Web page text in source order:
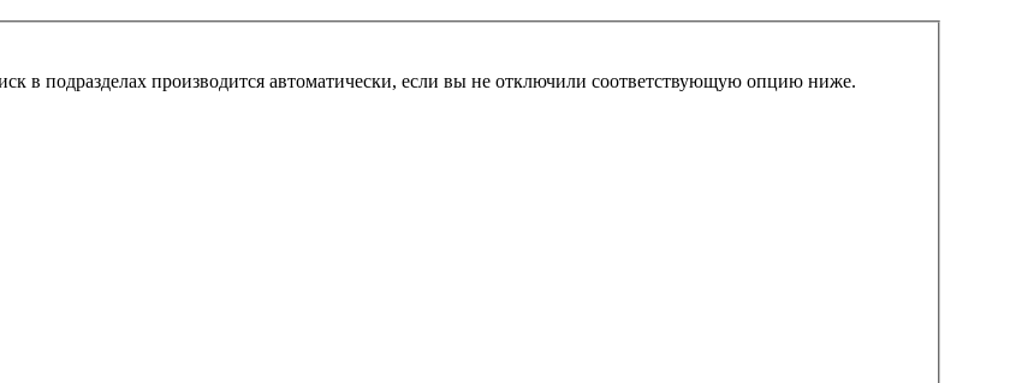
в подразделах производится автоматически, если вы не отключили соответствующую опцию ниже.